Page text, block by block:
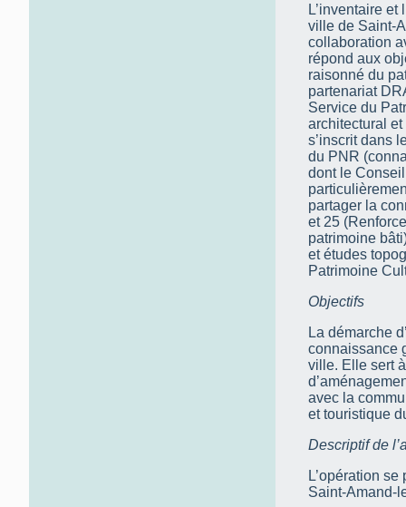
L’inventaire
ville de Saint-
collaboration
répond aux
raisonné du
partenariat
Service du
architectural
s’inscrit dans
du PNR
dont le
partager la
et 25
patrimoine
et études
Patrimoine
Objectifs
La démarche
connaissance
ville. Elle sert
avec la
et touristique
Descriptif de
L’opération
Saint-Amand-